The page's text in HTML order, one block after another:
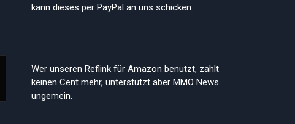
kann dieses per PayPal an uns schicken.
Wer unseren Reflink für Amazon benutzt, zahlt
keinen Cent mehr, unterstützt aber MMO News
ungemein.